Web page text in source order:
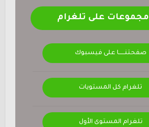
مجموعات على تلغرام
صفحتنــــــا على فيسبوك
تلغرام كل المستويات
تلغرام المستوى الأول